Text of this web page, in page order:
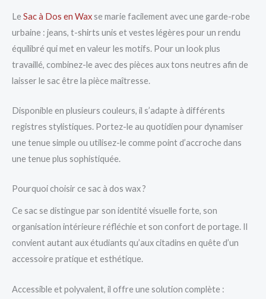
LeSac à Dos en Waxse marie facilement avec une garde-robe
urbaine : jeans, t-shirts unis et vestes légères pour un rendu
équilibré qui met en valeur les motifs. Pour un look plus
travaillé, combinez-le avec des pièces aux tons neutres afin de
laisser le sac être la pièce maîtresse.
Disponible en plusieurs couleurs, il s’adapte à différents
registres stylistiques. Portez-le au quotidien pour dynamiser
une tenue simple ou utilisez-le comme point d’accroche dans
une tenue plus sophistiquée.
Pourquoi choisir ce sac à dos wax ?
Ce sac se distingue par son identité visuelle forte, son
organisation intérieure réfléchie et son confort de portage. Il
convient autant aux étudiants qu’aux citadins en quête d’un
accessoire pratique et esthétique.
Accessible et polyvalent, il offre une solution complète :